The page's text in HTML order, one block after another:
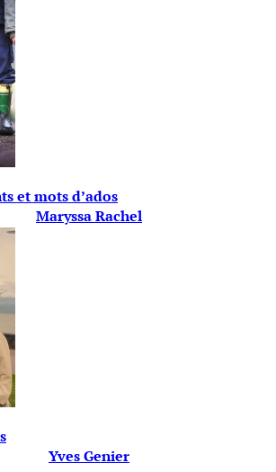
et mots d’ados
Maryssa Rachel
Yves Genier